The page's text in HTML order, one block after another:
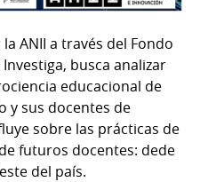
ANII a través del Fondo
busca analizar
educacional de
y sus docentes de
sobre las prácticas de
futuros docentes: dede
del país.